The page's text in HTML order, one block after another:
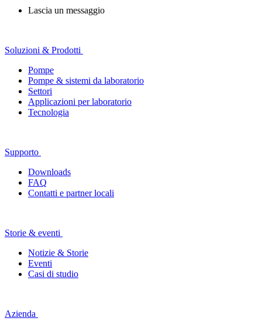
Lascia un messaggio
Soluzioni & Prodotti
Pompe
Pompe & sistemi da laboratorio
Settori
Applicazioni per laboratorio
Tecnologia
Supporto
Downloads
FAQ
Contatti e partner locali
Storie & eventi
Notizie & Storie
Eventi
Casi di studio
Azienda